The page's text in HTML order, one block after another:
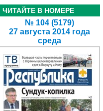
ЧИТАЙТЕ В НОМЕРЕ
№ 104 (5179)
27 августа 2014 года
среда